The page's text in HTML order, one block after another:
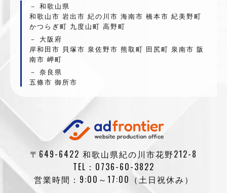
〒649-6422 和歌山県紀の川市花野212-8
TEL：0736-60-3822
営業時間：9:00～17:00（土日祝休み）
和歌山県
和歌山市 岩出市 紀の川市 海南市 橋本市 紀美野町
かつらぎ町 九度山町 高野町
大阪府
岸和田市 貝塚市 泉佐野市 熊取町 田尻町 泉南市 阪
南市 岬町
奈良県
五條市 御所市